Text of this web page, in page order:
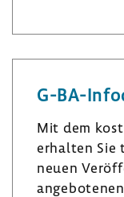
n
k
d
n
s
t
­
r
a
m
u
e
k
G-​BA-
Mit dem
erhalten Sie
neuen